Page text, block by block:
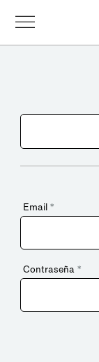
Email *
Contraseña *